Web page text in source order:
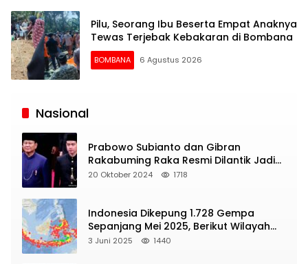
Pilu, Seorang Ibu Beserta Empat Anaknya
Tewas Terjebak Kebakaran di Bombana
BOMBANA 6 Agustus 2026
Siaran
Nasional
Prabowo Subianto dan Gibran
Rakabuming Raka Resmi Dilantik Jadi
Presiden dan Wapres RI
20 Oktober 2024 1718
Indonesia Dikepung 1.728 Gempa
Sepanjang Mei 2025, Berikut Wilayah
Yang Intens Diguncang!
3 Juni 2025 1440